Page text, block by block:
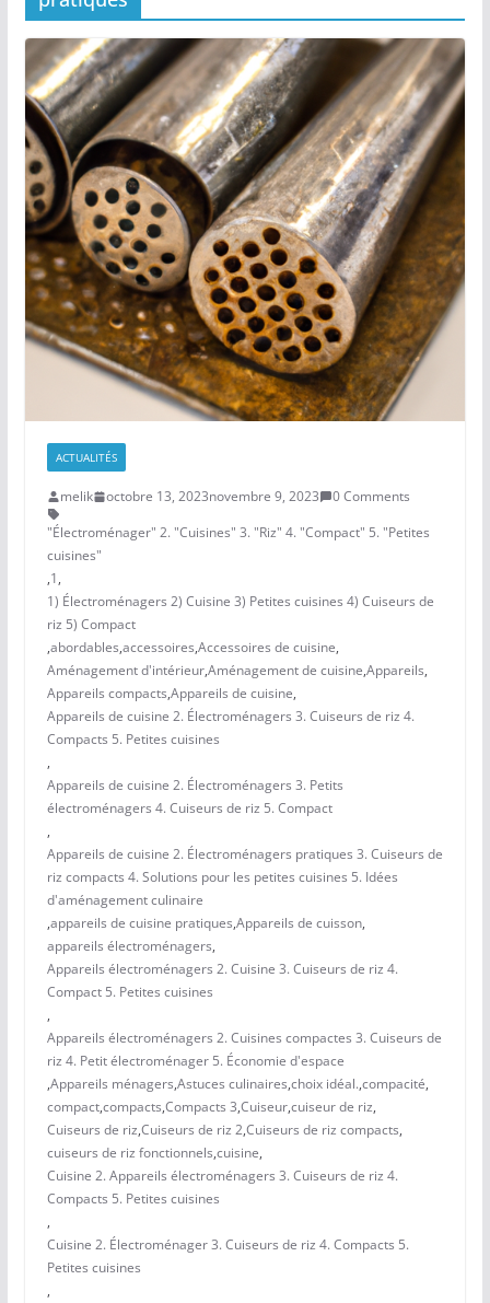
ACTUALITÉS
melik octobre 13, 2023novembre 9, 2023
0 Comments
"Électroménager" 2. "Cuisines" 3. "Riz" 4. "Compact" 5. "Petites
cuisines"
,1,
1) Électroménagers 2) Cuisine 3) Petites cuisines 4) Cuiseurs de
riz 5) Compact
,abordables,accessoires,Accessoires de cuisine,
Aménagement d'intérieur,Aménagement de cuisine,Appareils,
Appareils compacts,Appareils de cuisine,
Appareils de cuisine 2. Électroménagers 3. Cuiseurs de riz 4.
Compacts 5. Petites cuisines
,
Appareils de cuisine 2. Électroménagers 3. Petits
électroménagers 4. Cuiseurs de riz 5. Compact
,
Appareils de cuisine 2. Électroménagers pratiques 3. Cuiseurs de
riz compacts 4. Solutions pour les petites cuisines 5. Idées
d'aménagement culinaire
,appareils de cuisine pratiques,Appareils de cuisson,
appareils électroménagers,
Appareils électroménagers 2. Cuisine 3. Cuiseurs de riz 4.
Compact 5. Petites cuisines
,
Appareils électroménagers 2. Cuisines compactes 3. Cuiseurs de
riz 4. Petit électroménager 5. Économie d'espace
,Appareils ménagers,Astuces culinaires,choix idéal.,compacité,
compact,compacts,Compacts 3,Cuiseur,cuiseur de riz,
Cuiseurs de riz,Cuiseurs de riz 2,Cuiseurs de riz compacts,
cuiseurs de riz fonctionnels,cuisine,
Cuisine 2. Appareils électroménagers 3. Cuiseurs de riz 4.
Compacts 5. Petites cuisines
,
Cuisine 2. Électroménager 3. Cuiseurs de riz 4. Compacts 5.
Petites cuisines
,